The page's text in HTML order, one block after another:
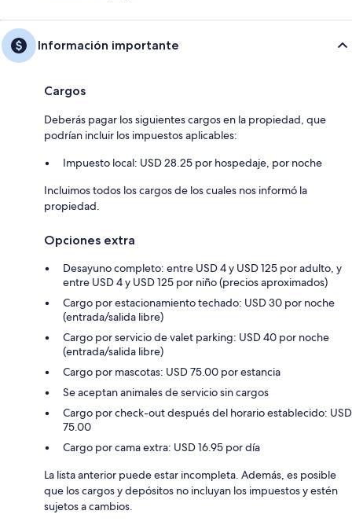
Información importante
Cargos
Deberás pagar los siguientes cargos en la propiedad, que
podrían incluir los impuestos aplicables:
Impuesto local: USD 28.25 por hospedaje, por noche
Incluimos todos los cargos de los cuales nos informó la
propiedad.
Opciones extra
Desayuno completo: entre USD 4 y USD 125 por adulto, y
entre USD 4 y USD 125 por niño (precios aproximados)
Cargo por estacionamiento techado: USD 30 por noche
(entrada/salida libre)
Cargo por servicio de valet parking: USD 40 por noche
(entrada/salida libre)
Cargo por mascotas: USD 75.00 por estancia
Se aceptan animales de servicio sin cargos
Cargo por check-out después del horario establecido: USD
75.00
Cargo por cama extra: USD 16.95 por día
La lista anterior puede estar incompleta. Además, es posible
que los cargos y depósitos no incluyan los impuestos y estén
sujetos a cambios.